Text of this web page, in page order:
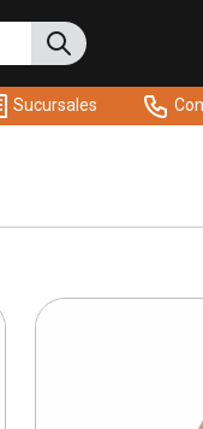
Sucursales